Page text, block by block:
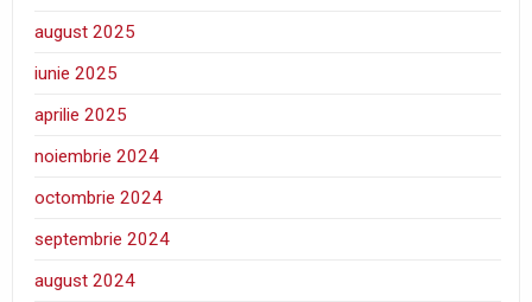
august 2025
iunie 2025
aprilie 2025
noiembrie 2024
octombrie 2024
septembrie 2024
august 2024